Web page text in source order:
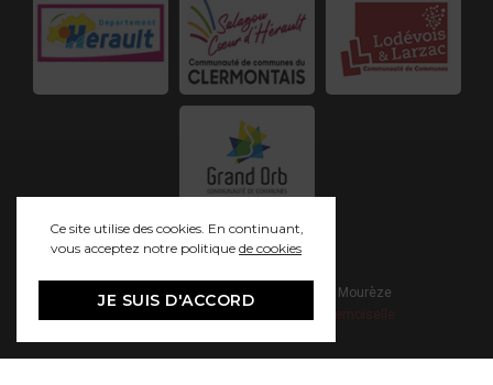
© 2021 Grand Site Salagou - Cirque de Mourèze
Création - Studio Mademoiselle
Ce site utilise des cookies. En continuant,
vous acceptez notre politique de cookies
JE SUIS D'ACCORD